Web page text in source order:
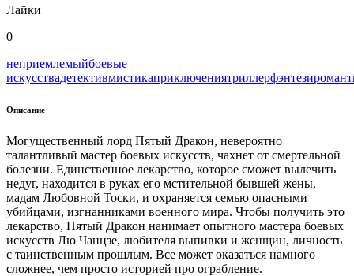
Лайки
0
неприемлемыйбоевые
искусствадетективмистикаприключениятриллерфэнтези
Описание
Могущественный лорд Пятый Дракон, невероятно
талантливый мастер боевых искусств, чахнет от смертельной
болезни. Единственное лекарство, которое сможет вылечить
недуг, находится в руках его мстительной бывшей жены,
мадам Любовной Тоски, и охраняется семью опасными
убийцами, изгнанниками военного мира. Чтобы получить это
лекарство, Пятый Дракон нанимает опытного мастера боевых
искусств Лю Чанцзе, любителя выпивки и женщин, личность
с таинственным прошлым. Все может оказаться намного
сложнее, чем просто историей про ограбление.